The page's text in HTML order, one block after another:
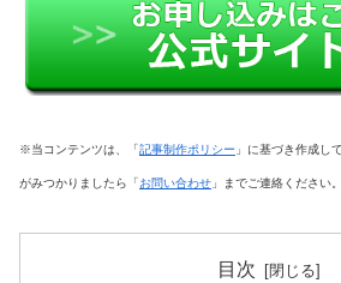
※当コンテンツは、「記事制作ポリシー 」に基づき作成し
がみつかりましたら「お問い合わせ 」までご連絡ください。
目次